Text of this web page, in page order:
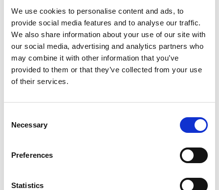
We use cookies to personalise content and ads, to
provide social media features and to analyse our traffic.
We also share information about your use of our site with
our social media, advertising and analytics partners who
may combine it with other information that you’ve
provided to them or that they’ve collected from your use
of their services.
Selection
Necessary
Preferences
Statistics
Apprendre davantage
Services de finition de documents